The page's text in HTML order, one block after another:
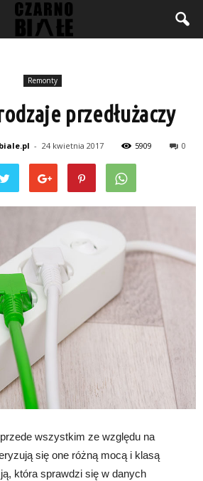
Remonty
przedłużaczy
- 24 kwietnia 2017 5909 0
wszystkim ze względu na
się one różną mocą i klasą
która sprawdzi się w danych